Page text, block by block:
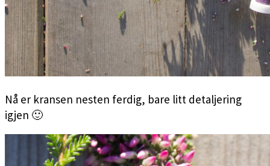
Nå er kransen nesten ferdig, bare litt detaljering
igjen 🙂